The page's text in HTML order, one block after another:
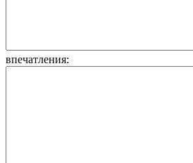
впечатления: